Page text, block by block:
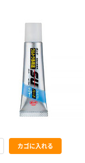
カゴに入れる